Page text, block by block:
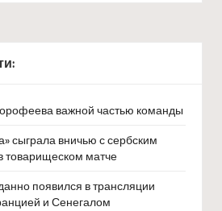
важной частью команды
сыграла вничью с сербским
товарищеском матче
появился в трансляции
и Сенегалом